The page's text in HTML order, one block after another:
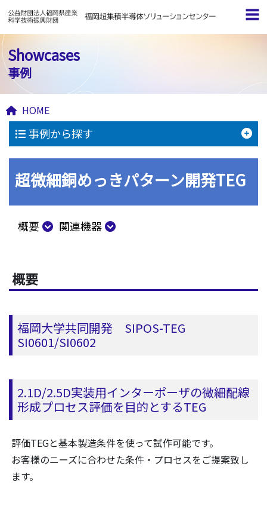
Showcases
事例
HOME
事例から探す
超微細銅めっきパターン開発TEG
概要 関連機器
概要
福岡大学共同開発 SIPOS-TEG
SI0601/SI0602
2.1D/2.5D実装用インターポーザの微細配線
形成プロセス評価を目的とするTEG
評価TEGと基本製造条件を使って試作可能です。
お客様のニーズに合わせた条件・プロセスをご提案致し
ます。